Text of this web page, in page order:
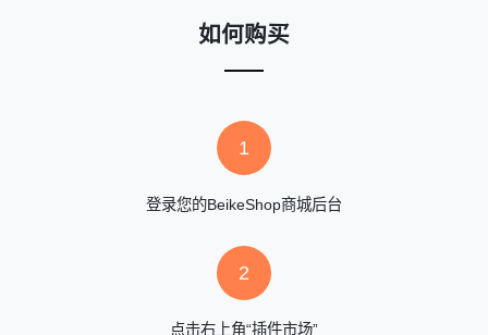
如何购买
1
登录您的BeikeShop商城后台
2
点击右上角“插件市场”